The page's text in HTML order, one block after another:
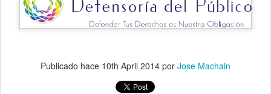
Publicado hace 10th April 2014 por Jose Machain